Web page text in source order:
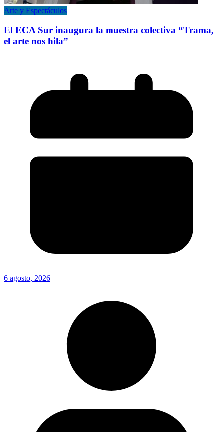
Arte y Espectáculos
El ECA Sur inaugura la muestra colectiva “Trama,
el arte nos hila”
6 agosto, 2026